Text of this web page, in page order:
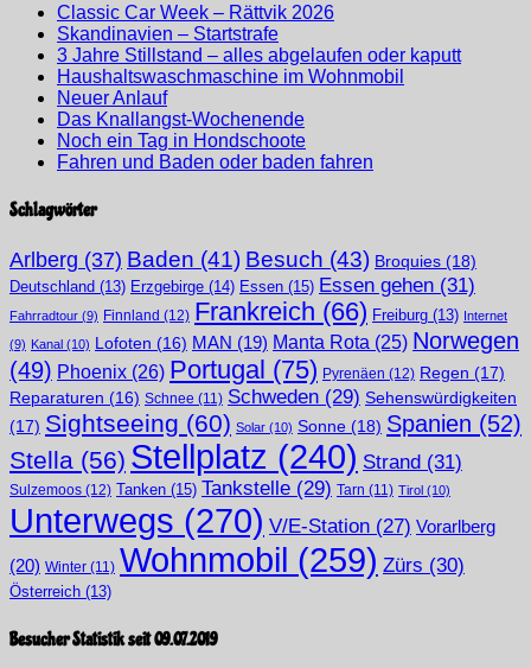
Classic Car Week – Rättvik 2026
Skandinavien – Startstrafe
3 Jahre Stillstand – alles abgelaufen oder kaputt
Haushaltswaschmaschine im Wohnmobil
Neuer Anlauf
Das Knallangst-Wochenende
Noch ein Tag in Hondschoote
Fahren und Baden oder baden fahren
Schlagwörter
Arlberg (37) Baden (41) Besuch (43) Broquies (18)
Deutschland (13) Erzgebirge (14) Essen (15) Essen gehen (31)
Fahrradtour (9) Finnland (12) Frankreich (66) Freiburg (13) Internet
(9) Kanal (10) Lofoten (16) MAN (19) Manta Rota (25) Norwegen
(49) Phoenix (26) Portugal (75) Pyrenäen (12) Regen (17)
Reparaturen (16) Schnee (11) Schweden (29) Sehenswürdigkeiten
(17) Sightseeing (60) Solar (10) Sonne (18) Spanien (52)
Stella (56) Stellplatz (240) Strand (31)
Sulzemoos (12) Tanken (15) Tankstelle (29) Tarn (11) Tirol (10)
Unterwegs (270) V/E-Station (27) Vorarlberg
(20) Winter (11) Wohnmobil (259) Zürs (30)
Österreich (13)
Besucher Statistik seit 09.07.2019